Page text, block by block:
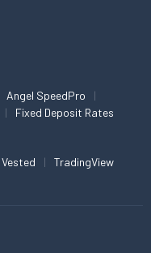
Angel SpeedPro
Fixed Deposit Rates
Vested TradingView